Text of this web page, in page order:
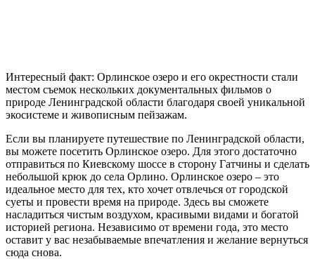
Интересный факт: Орлинское озеро и его окрестности стали
местом съемок нескольких документальных фильмов о
природе Ленинградской области благодаря своей уникальной
экосистеме и живописным пейзажам.
Если вы планируете путешествие по Ленинградской области,
вы можете посетить Орлинское озеро. Для этого достаточно
отправиться по Киевскому шоссе в сторону Гатчины и сделать
небольшой крюк до села Орлино. Орлинское озеро – это
идеальное место для тех, кто хочет отвлечься от городской
суеты и провести время на природе. Здесь вы сможете
насладиться чистым воздухом, красивыми видами и богатой
историей региона. Независимо от времени года, это место
оставит у вас незабываемые впечатления и желание вернуться
сюда снова.